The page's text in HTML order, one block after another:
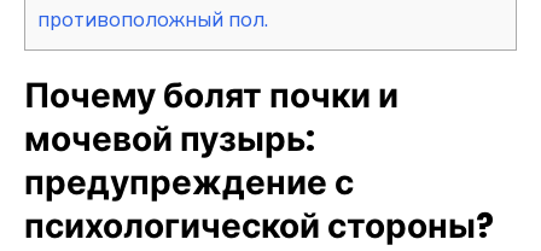
противоположный пол.
Почему болят почки и
мочевой пузырь:
предупреждение с
психологической стороны?